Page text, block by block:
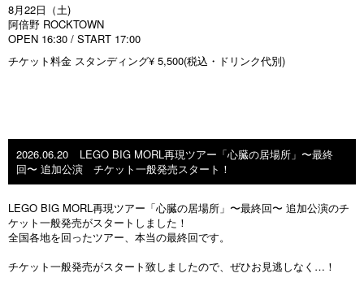
8月22日（土)
阿倍野 ROCKTOWN
OPEN 16:30 / START 17:00
チケット料金 スタンディング¥ 5,500(税込・ドリンク代別)
2026.06.20
LEGO BIG MORL再現ツアー「心臓の居場所」〜最終
回〜 追加公演 チケット一般発売スタート！
LEGO BIG MORL再現ツアー「心臓の居場所」〜最終回〜 追加公演のチ
ケット一般発売がスタートしました！
全国各地を回ったツアー、本当の最終回です。
チケット一般発売がスタート致しましたので、ぜひお見逃しなく…！